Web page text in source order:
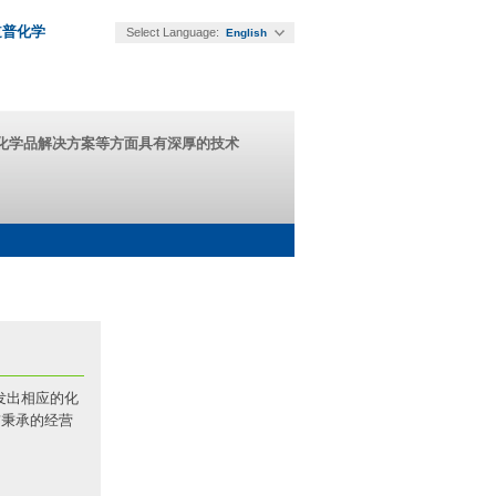
化学 Select Language: English
品解决方案等方面具有深厚的技术
出相应的化
承的经营